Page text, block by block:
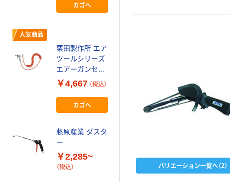
バリエーション一覧へ（2）
カゴへ
人気商品
栗田製作所 エア
ツールシリーズ
エアーガンセッ
ト AG500LS 1
個（直送品）
￥4,667 （税込）
カゴへ
藤原産業 ダスタ
ー
￥2,285~
（税込）
ガン ワイドキャ
ねじタイプ）
￥1,520~
型
￥28,276~